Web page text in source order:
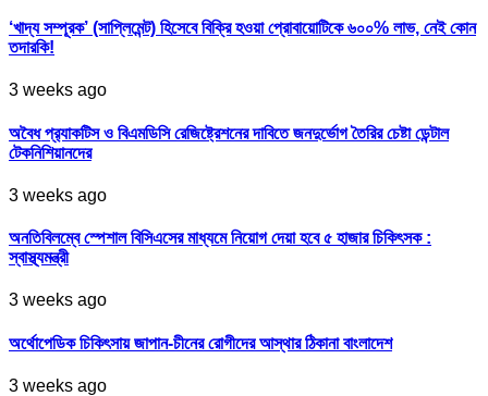
‘খাদ্য সম্পূরক’ (সাপ্লিমেন্ট) হিসেবে বিক্রি হওয়া প্রোবায়োটিকে ৬০০% লাভ, নেই কোন
তদারকি!
3 weeks ago
অবৈধ প্র‍্যাকটিস ও বিএমডিসি রেজিষ্ট্রেশনের দাবিতে জনদুর্ভোগ তৈরির চেষ্টা ডেন্টাল
টেকনিশিয়ানদের
3 weeks ago
অনতিবিলম্বে স্পেশাল বিসিএসের মাধ্যমে নিয়োগ দেয়া হবে ৫ হাজার চিকিৎসক :
স্বাস্থ্যমন্ত্রী
3 weeks ago
অর্থোপেডিক চিকিৎসায় জাপান-চীনের রোগীদের আস্থার ঠিকানা বাংলাদেশ
3 weeks ago